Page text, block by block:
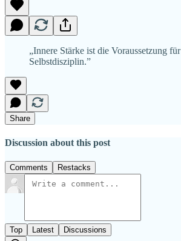
„Innere Stärke ist die Voraussetzung für
Selbstdisziplin.”
Share
Discussion about this post
Comments Restacks
Top Latest Discussions